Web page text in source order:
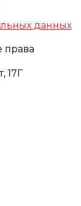
данных
права
17Г